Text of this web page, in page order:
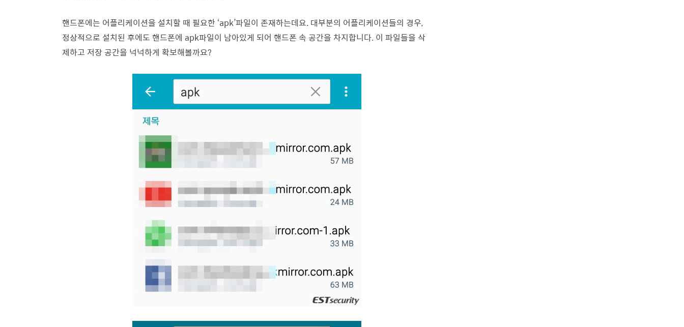
핸드폰에는 어플리케이션을 설치할 때 필요한 ‘apk’파일이 존재하는데요. 대부분의 어플리케이션들의 경우,
정상적으로 설치된 후에도 핸드폰에 apk파일이 남아있게 되어 핸드폰 속 공간을 차지합니다. 이 파일들을 삭
제하고 저장 공간을 넉넉하게 확보해볼까요?